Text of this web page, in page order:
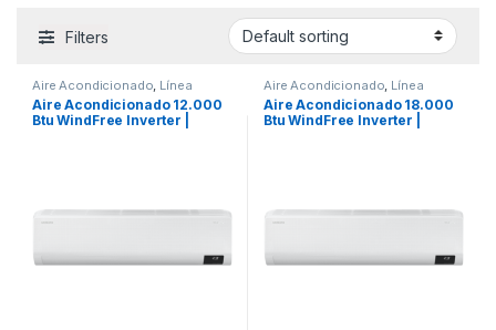
Filters
Aire Acondicionado Línea
blanca Samsung
Aire Acondicionado 12.000
Btu WindFree Inverter |
Aire Acondicionado Línea
blanca Samsung
Aire Acondicionado 18.000
Btu WindFree Inverter |